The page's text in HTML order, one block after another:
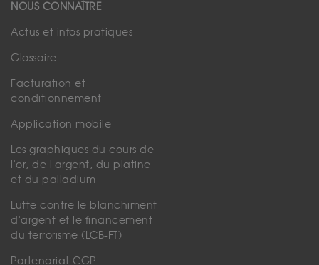
NOUS CONNAÎTRE
Actus et infos pratiques
Glossaire
Facturation et
conditionnement
Application mobile
Les graphiques du cours de
l'or, de l'argent, du platine
et du palladium
Lutte contre le blanchiment
d'argent et le financement
du terrorisme (LCB-FT)
Partenariat CGP